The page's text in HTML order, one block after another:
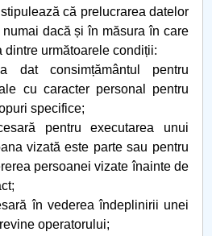
că prelucrarea datelor
dacă și în măsura în care
următoarele condiții:
dat consimțământul pentru
cu caracter personal pentru
specifice;
pentru executarea unui
vizată este parte sau pentru
persoanei vizate înainte de
în vederea îndeplinirii unei
operatorului;